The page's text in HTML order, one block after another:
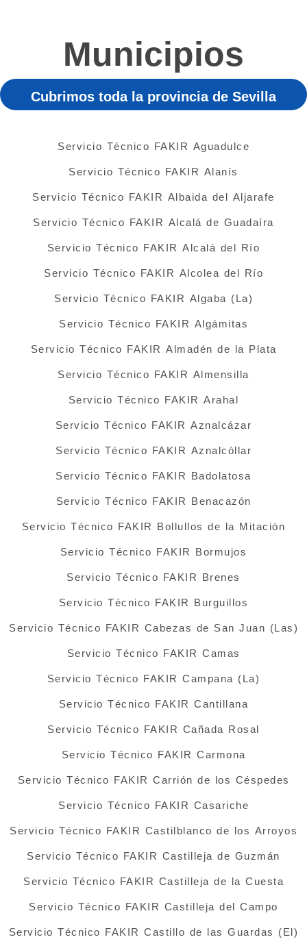
Municipios
Cubrimos toda la provincia de Sevilla
Servicio Técnico FAKIR Aguadulce
Servicio Técnico FAKIR Alanís
Servicio Técnico FAKIR Albaida del Aljarafe
Servicio Técnico FAKIR Alcalá de Guadaíra
Servicio Técnico FAKIR Alcalá del Río
Servicio Técnico FAKIR Alcolea del Río
Servicio Técnico FAKIR Algaba (La)
Servicio Técnico FAKIR Algámitas
Servicio Técnico FAKIR Almadén de la Plata
Servicio Técnico FAKIR Almensilla
Servicio Técnico FAKIR Arahal
Servicio Técnico FAKIR Aznalcázar
Servicio Técnico FAKIR Aznalcóllar
Servicio Técnico FAKIR Badolatosa
Servicio Técnico FAKIR Benacazón
Servicio Técnico FAKIR Bollullos de la Mitación
Servicio Técnico FAKIR Bormujos
Servicio Técnico FAKIR Brenes
Servicio Técnico FAKIR Burguillos
Servicio Técnico FAKIR Cabezas de San Juan (Las)
Servicio Técnico FAKIR Camas
Servicio Técnico FAKIR Campana (La)
Servicio Técnico FAKIR Cantillana
Servicio Técnico FAKIR Cañada Rosal
Servicio Técnico FAKIR Carmona
Servicio Técnico FAKIR Carrión de los Céspedes
Servicio Técnico FAKIR Casariche
Servicio Técnico FAKIR Castilblanco de los Arroyos
Servicio Técnico FAKIR Castilleja de Guzmán
Servicio Técnico FAKIR Castilleja de la Cuesta
Servicio Técnico FAKIR Castilleja del Campo
Servicio Técnico FAKIR Castillo de las Guardas (El)